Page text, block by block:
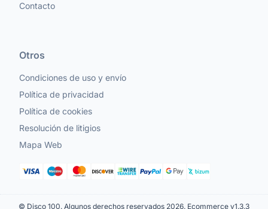
Contacto
Otros
Condiciones de uso y envío
Política de privacidad
Política de cookies
Resolución de litigios
Mapa Web
© Disco 100. Algunos derechos reservados 2026. Ecommerce v1.3.3